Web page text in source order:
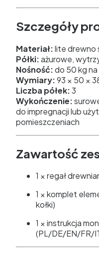
Szczegóły
Materiał:lite drewno
Półki:ażurowe,
Nośność:do 50 kg na
Wymiary:93 × 50 ×
Liczba półek:3
Wykończenie:
do impregnacji lub
pomieszczeniach
Zawartość
1 × regał
1 × komplet
kołki)
1 × instrukcja
(PL/DE/EN/FR/